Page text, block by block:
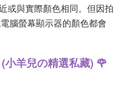
或與實際顏色相同。但因拍
腦螢幕顯示器的顏色都會
小羊兒の精選私藏) 🌹